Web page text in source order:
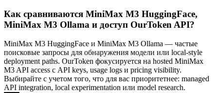
Как сравниваются MiniMax M3 HuggingFace,
MiniMax M3 Ollama и доступ OurToken API?
MiniMax M3 HuggingFace и MiniMax M3 Ollama — частые
поисковые запросы для обнаружения модели или local-style
deployment paths. OurToken фокусируется на hosted MiniMax
M3 API access с API keys, usage logs и pricing visibility.
Выбирайте с учетом того, что для вас приоритетнее: managed
API integration, local experimentation или model research.